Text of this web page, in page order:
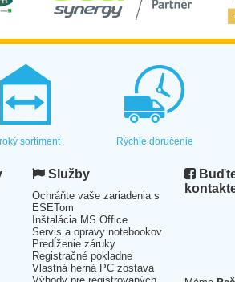
sortiment Rýchle doručenie
Služby
Ochráňte vaše zariadenia s
ESETom
Inštalácia MS Office
Servis a opravy notebookov
Predĺženie záruky
Registračné pokladne
Vlastná herná PC zostava